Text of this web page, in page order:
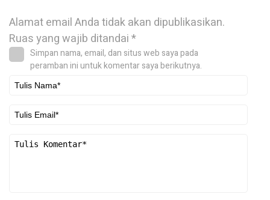
Alamat email Anda tidak akan dipublikasikan.
Ruas yang wajib ditandai*
Simpan nama, email, dan situs web saya pada
peramban ini untuk komentar saya berikutnya.